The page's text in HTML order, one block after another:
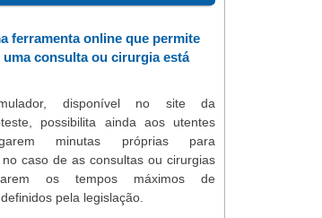
ferramenta online que permite
consulta ou cirurgia está
disponível no site da
possibilita ainda aos utentes
minutas próprias para
no caso de as consultas ou cirurgias
os tempos máximos de
pela legislação.